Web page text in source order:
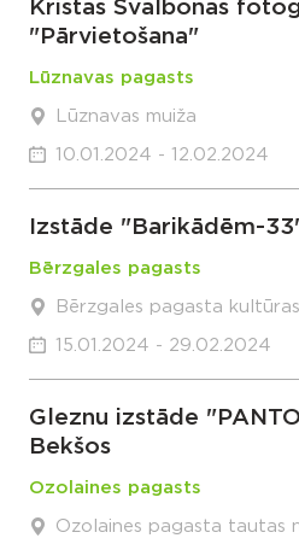
Kristas Svalbonas
"Pārvietošana"
Lūznavas pagasts
Lūznavas muiža
10.01.2024 - 12.02.2024
Izstāde "Barikādēm-
Bērzgales pagasts
Bērzgales pagasta
15.01.2024 - 29.02.2024
Gleznu izstāde
Bekšos
Ozolaines pagasts
Ozolaines pagasta tautas